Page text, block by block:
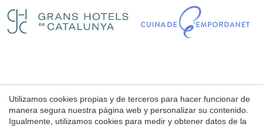
Aviso Legal
Condiciones de uso de la web
Utilizamos cookies propias y de terceros para hacer funcionar de
manera segura nuestra página web y personalizar su contenido.
Igualmente, utilizamos cookies para medir y obtener datos de la